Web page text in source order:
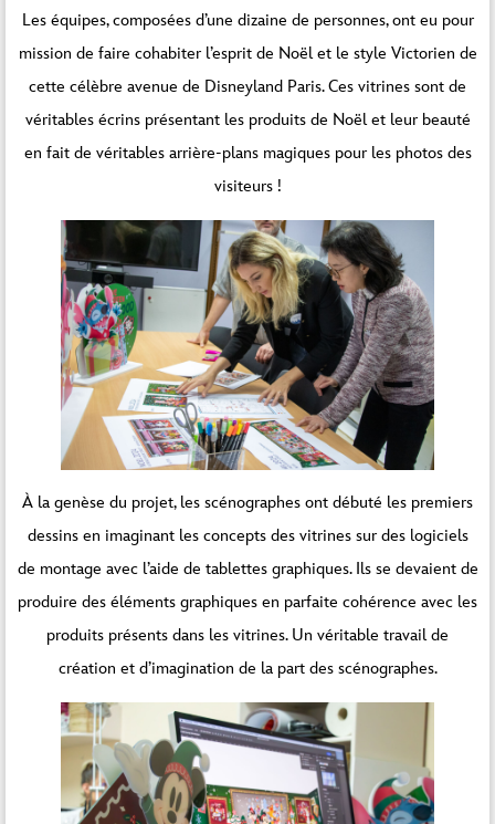
Les équipes, composées d’une dizaine de personnes, ont eu pour
mission de faire cohabiter l’esprit de Noël et le style Victorien de
cette célèbre avenue de Disneyland Paris. Ces vitrines sont de
véritables écrins présentant les produits de Noël et leur beauté
en fait de véritables arrière-plans magiques pour les photos des
visiteurs !
À la genèse du projet, les scénographes ont débuté les premiers
dessins en imaginant les concepts des vitrines sur des logiciels
de montage avec l’aide de tablettes graphiques. Ils se devaient de
produire des éléments graphiques en parfaite cohérence avec les
produits présents dans les vitrines. Un véritable travail de
création et d’imagination de la part des scénographes.